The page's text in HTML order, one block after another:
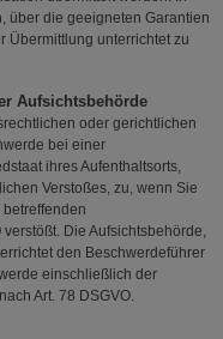
über die geeigneten Garantien
Übermittlung unterrichtet zu
Aufsichtsbehörde
oder gerichtlichen
bei einer
ihres Aufenthaltsorts,
Verstoßes, zu, wenn Sie
Die Aufsichtsbehörde,
den Beschwerdeführer
einschließlich der
Art. 78 DSGVO.